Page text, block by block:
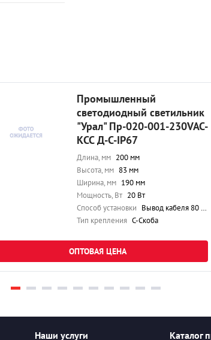
Промышленный
светодиодный светильник
"Урал" Пр-020-001-230VAC-
КСС Д-С-IP67
Длина, мм 200 мм
Высота, мм 83 мм
Ширина, мм 190 мм
Мощность, Вт 20 Вт
Способ установки Вывод кабеля 80 см
Тип крепления С-Скоба
ОПТОВАЯ ЦЕНА
Наши услуги Каталог